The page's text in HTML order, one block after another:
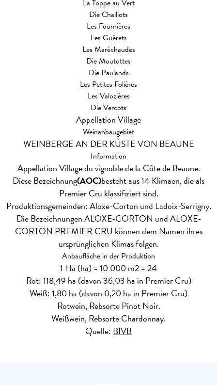
La Toppe au Vert
Die Chaillots
Les Fournières
Les Guérets
Les Maréchaudes
Die Moutottes
Die Paulands
Les Petites Folières
Les Valozières
Die Vercots
Appellation Village
Weinanbaugebiet
WEINBERGE AN DER KÜSTE VON BEAUNE
Information
Appellation Village du vignoble de la Côte de Beaune.
Diese Bezeichnung(AOC)besteht aus 14 Klimaen, die als
Premier Cru klassifiziert sind.
Produktionsgemeinden: Aloxe-Corton und Ladoix-Serrigny.
Die Bezeichnungen ALOXE-CORTON und ALOXE-
CORTON PREMIER CRU können dem Namen ihres
ursprünglichen Klimas folgen.
Anbaufläche in der Produktion
1 Ha (ha) = 10 000 m2 = 24
Rot: 118,49 ha (davon 36,03 ha in Premier Cru)
Weiß: 1,80 ha (davon 0,20 ha in Premier Cru)
Rotwein, Rebsorte Pinot Noir.
Weißwein, Rebsorte Chardonnay.
Quelle: BIVB